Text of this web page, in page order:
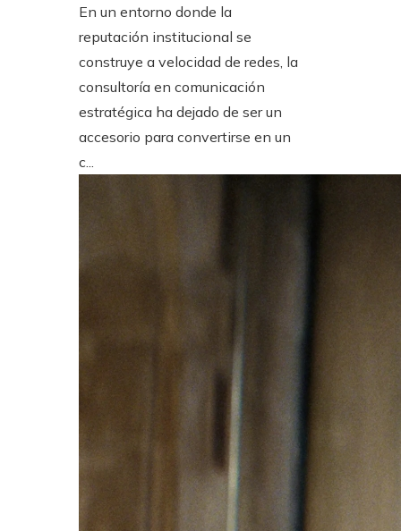
En un entorno donde la
reputación institucional se
construye a velocidad de redes, la
consultoría en comunicación
estratégica ha dejado de ser un
accesorio para convertirse en un
c...